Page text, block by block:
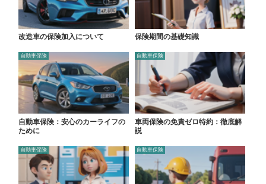
改造車の保険加入について 保険期間の基礎知識
自動車保険
自動車保険：安心のカーライフの
ために
自動車保険
車両保険の免責ゼロ特約：徹底解
説
自動車保険 自動車保険